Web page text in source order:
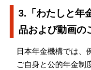
3.「わたしと年
品および動画の
日本年金機構では、
ご自身と公的年金制